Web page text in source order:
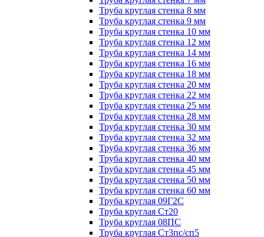
Труба круглая стенка 8 мм
Труба круглая стенка 9 мм
Труба круглая стенка 10 мм
Труба круглая стенка 12 мм
Труба круглая стенка 14 мм
Труба круглая стенка 16 мм
Труба круглая стенка 18 мм
Труба круглая стенка 20 мм
Труба круглая стенка 22 мм
Труба круглая стенка 25 мм
Труба круглая стенка 28 мм
Труба круглая стенка 30 мм
Труба круглая стенка 32 мм
Труба круглая стенка 36 мм
Труба круглая стенка 40 мм
Труба круглая стенка 45 мм
Труба круглая стенка 50 мм
Труба круглая стенка 60 мм
Труба круглая 09Г2С
Труба круглая Ст20
Труба круглая 08ПС
Труба круглая Ст3пс/сп5